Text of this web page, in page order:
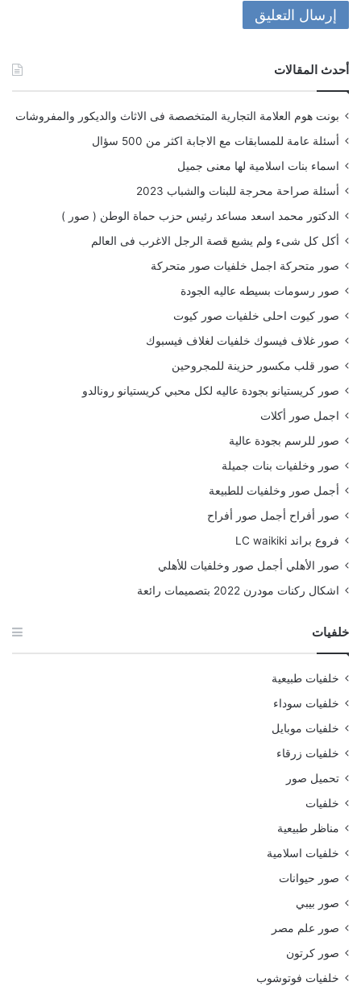
أحدث المقالات
بونت هوم العلامة التجارية المتخصصة فى الاثاث والديكور والمفروشات
أسئلة عامة للمسابقات مع الاجابة اكثر من 500 سؤال
اسماء بنات اسلامية لها معنى جميل
أسئلة صراحة محرجة للبنات والشباب 2023
الدكتور محمد اسعد مساعد رئيس حزب حماة الوطن ( صور )
أكل كل شىء ولم يشبع قصة الرجل الاغرب فى العالم
صور متحركة اجمل خلفيات صور متحركة
صور رسومات بسيطه عاليه الجودة
صور كيوت احلى خلفيات صور كيوت
صور غلاف فيسوك خلفيات لغلاف فيسبوك
صور قلب مكسور حزينة للمجروحين
صور كريستيانو بجودة عاليه لكل محبي كريستيانو رونالدو
اجمل صور أكلات
صور للرسم بجودة عالية
صور وخلفيات بنات جميلة
أجمل صور وخلفيات للطبيعة
صور أفراح أجمل صور أفراح
فروع براند LC waikiki
صور الأهلي أجمل صور وخلفيات للأهلي
اشكال ركنات مودرن 2022 بتصميمات رائعة
خلفيات
خلفيات طبيعية
خلفيات سوداء
خلفيات موبايل
خلفيات زرقاء
تحميل صور
خلفيات
مناظر طبيعية
خلفيات اسلامية
صور حيوانات
صور بيبي
صور علم مصر
صور كرتون
خلفيات فوتوشوب